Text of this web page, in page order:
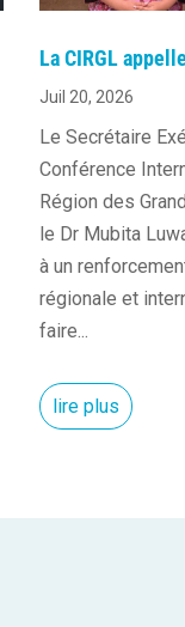
Juil 20, 2026
Le Secrétaire
Conférence
Région des
le Dr Mubita
à un
régionale et
faire...
lire plus